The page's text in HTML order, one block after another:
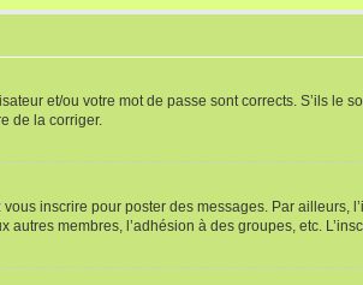
et/ou votre mot de passe sont corrects. S’ils le
de la corriger.
inscrire pour poster des messages. Par
membres, l’adhésion à des groupes, etc.